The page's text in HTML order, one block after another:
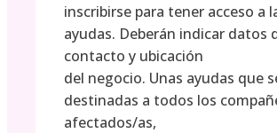
inscribirse para tener acceso a
ayudas. Deberán indicar datos
contacto y ubicación
del negocio. Unas ayudas que
destinadas a todos los
afectados/as,